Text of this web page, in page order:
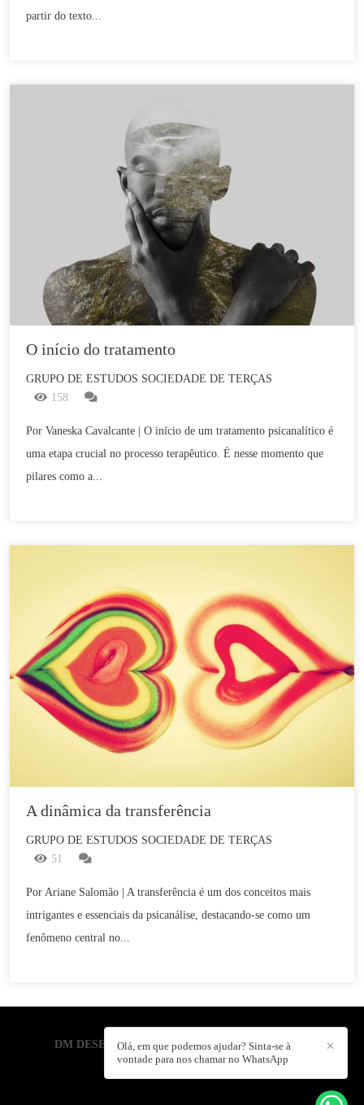
partir do texto...
O início do tratamento
GRUPO DE ESTUDOS SOCIEDADE DE TERÇAS
158
Por Vaneska Cavalcante | O início de um tratamento psicanalítico é
uma etapa crucial no processo terapêutico. É nesse momento que
pilares como a...
A dinâmica da transferência
GRUPO DE ESTUDOS SOCIEDADE DE TERÇAS
51
Por Ariane Salomão | A transferência é um dos conceitos mais
intrigantes e essenciais da psicanálise, destacando-se como um
fenômeno central no...
DM DESENVOLVIMENTO HUMANO /CONTATO ✕
Olá, em que podemos ajudar? Sinta-se à
vontade para nos chamar no WhatsApp